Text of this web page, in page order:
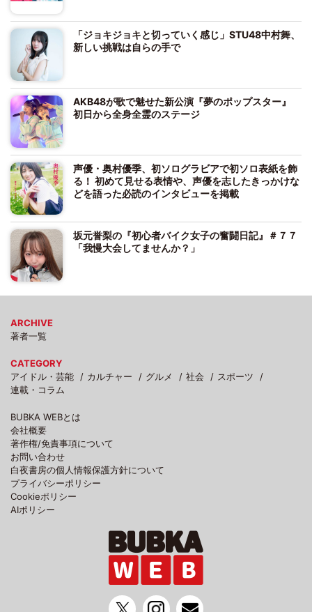
「ジョキジョキと切っていく感じ」STU48中村舞、
新しい挑戦は自らの手で
AKB48が歌で魅せた新公演『夢のポップスター』
初日から全身全霊のステージ
声優・奥村優季、初ソログラビアで初ソロ表紙を飾
る！ 初めて見せる表情や、声優を志したきっかけな
どを語った必読のインタビューを掲載
坂元誉梨の『初心者バイク女子の奮闘日記』＃７７
「我慢大会してませんか？」
ARCHIVE
著者一覧
CATEGORY
アイドル・芸能
カルチャー グルメ 社会
スポーツ
連載・コラム
BUBKA WEBとは
会社概要
著作権/免責事項について
お問い合わせ
白夜書房の個人情報保護方針について
プライバシーポリシー
Cookieポリシー
AIポリシー